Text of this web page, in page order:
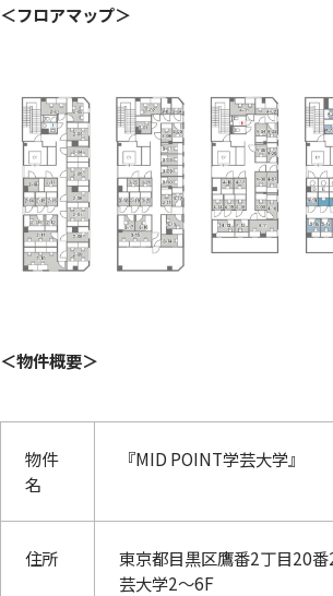
＜フロアマップ＞
＜物件概要＞
物件
名
『MID POINT学芸大学』
住所
東京都目黒区鷹番2丁目20
芸大学2～6F